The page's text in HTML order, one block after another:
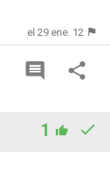
el 29 ene. 12
1